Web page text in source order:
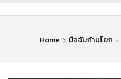
Home มือจับก้านโยก